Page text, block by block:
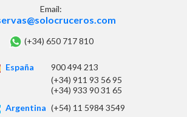
Email:
(+34) 650 717 810
España
900 494 213
(+34) 911 93 56 95
(+34) 933 90 31 65
Argentina (+54) 11 5984 3549